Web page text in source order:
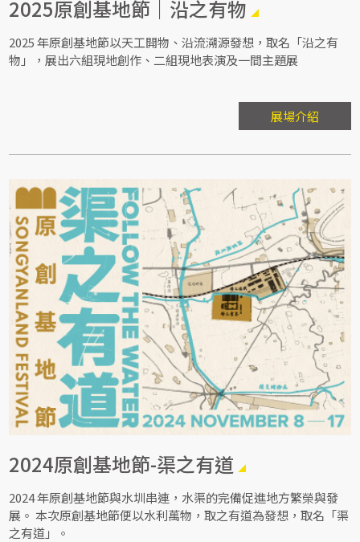
2025原創基地節｜沿之有物
2025 年原創基地節以天工開物、沿流溯源發想，取名「沿之有
物」，展出六組現地創作、二組現地表演及一間主題展
展場介紹
2024原創基地節-渠之有道
2024 年原創基地節與水圳串連，水渠的完備促進地方繁榮與發
展。 本次原創基地節便以水利萬物，取之有道為發想，取名「渠
之有道」。